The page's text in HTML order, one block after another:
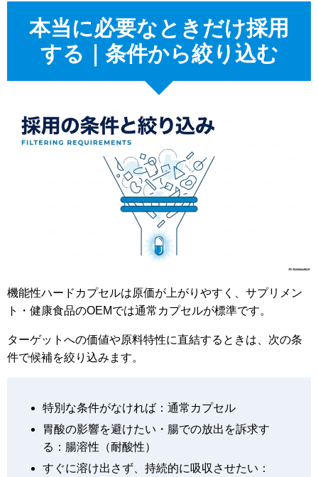
本当に必要なときだけ採用
する｜条件から絞り込む
機能性ハードカプセルは原価が上がりやすく、サプリメン
ト・健康食品のOEMでは通常カプセルが標準です。
ターゲットへの価値や原料特性に直結するときは、次の条
件で候補を絞り込みます。
特別な条件がなければ：通常カプセル
胃酸の影響を避けたい・腸での放出を訴求す
る：腸溶性（耐酸性）
すぐに溶け出さず、持続的に吸収させたい：